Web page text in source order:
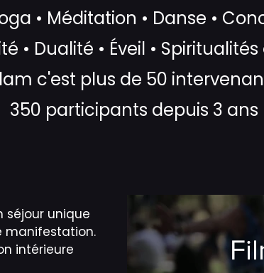
• Méditation • Danse •
• Dualité • Éveil •
c'est plus de 50
350 participants depuis 3 ans
séjour unique
manifestation.
intérieure